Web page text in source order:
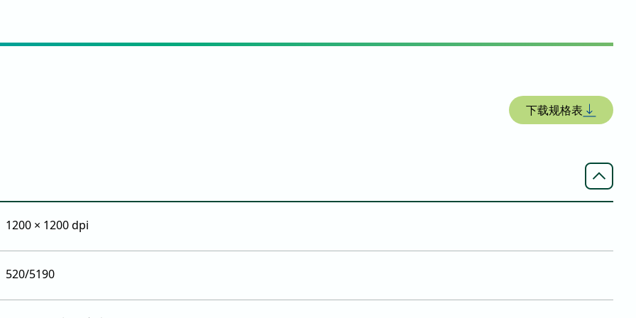
下载规格表
1200 × 1200 dpi
520/5190